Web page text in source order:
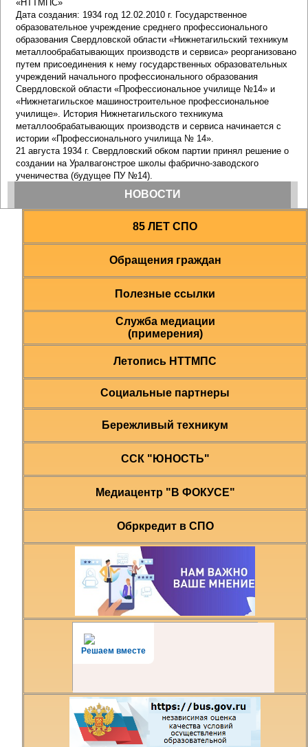
85 ЛЕТ СПО
Обращения граждан
Полезные ссылки
Служба медиации
(примерения)
Летопись НТТМПС
Социальные партнеры
Бережливый техникум
ССК "ЮНОСТЬ"
Медиацентр "В ФОКУСЕ"
Обркредит в СПО
Решаем вместе